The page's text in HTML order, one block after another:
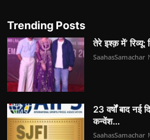
Trending Posts
तेरे इश्क़ में’ रिव्यू:
SaahasSamachar
23 वर्षों बाद
कन्वेंश...
SaahasSamachar